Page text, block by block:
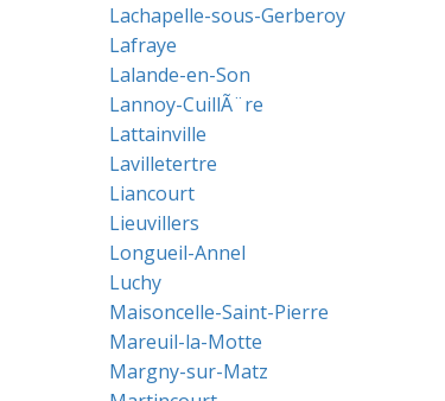
Lachapelle-sous-Gerberoy
Lafraye
Lalande-en-Son
Lannoy-CuillÃ¨re
Lattainville
Lavilletertre
Liancourt
Lieuvillers
Longueil-Annel
Luchy
Maisoncelle-Saint-Pierre
Mareuil-la-Motte
Margny-sur-Matz